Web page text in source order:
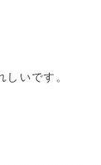
いです。